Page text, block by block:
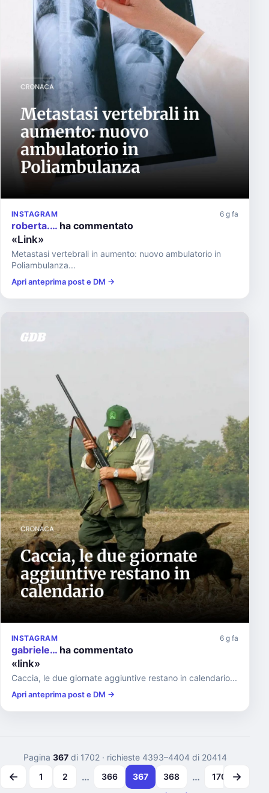
INSTAGRAM 6 g fa
roberta.… ha commentato
«Link»
Metastasi vertebrali in aumento: nuovo ambulatorio in
Poliambulanza...
Apri anteprima post e DM →
INSTAGRAM 6 g fa
gabriele… ha commentato
«link»
Caccia, le due giornate aggiuntive restano in calendario...
Apri anteprima post e DM →
Pagina 367di 1702 · richieste 4393–4404 di 20414
← 1 2 … 366 367 368 … 1701 →